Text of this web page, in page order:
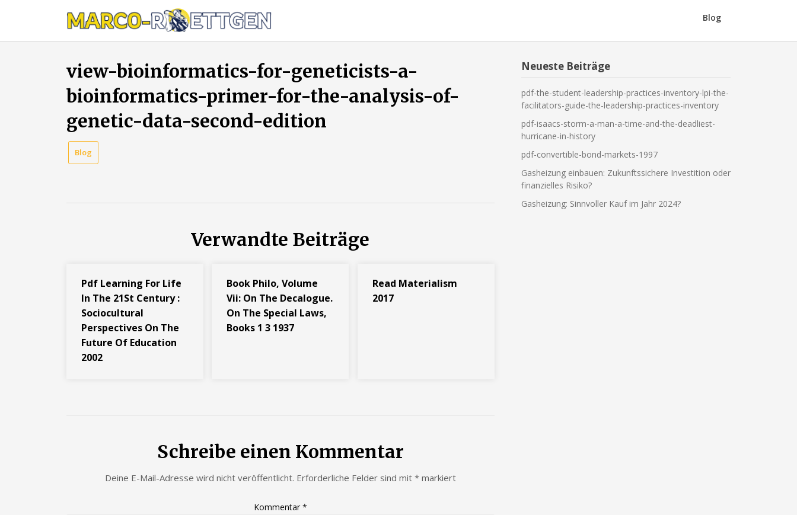
die
Heizung
ausfällt?
Blog
view-bioinformatics-for-geneticists-a-
bioinformatics-primer-for-the-analysis-of-
genetic-data-second-edition
Blog
Verwandte Beiträge
Pdf Learning For Life
In The 21St Century :
Sociocultural
Perspectives On The
Future Of Education
2002
Book Philo, Volume
Vii: On The Decalogue.
On The Special Laws,
Books 1 3 1937
Read Materialism
2017
Schreibe einen Kommentar
Deine E-Mail-Adresse wird nicht veröffentlicht. Erforderliche Felder sind mit *markiert
Kommentar *
Neueste Beiträge
pdf-the-student-leadership-practices-inventory-lpi-the-
facilitators-guide-the-leadership-practices-inventory
pdf-isaacs-storm-a-man-a-time-and-the-deadliest-
hurricane-in-history
pdf-convertible-bond-markets-1997
Gasheizung einbauen: Zukunftssichere Investition oder
finanzielles Risiko?
Gasheizung: Sinnvoller Kauf im Jahr 2024?